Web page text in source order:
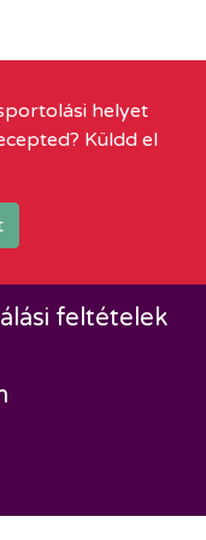
helyet
Küldd el
feltételek